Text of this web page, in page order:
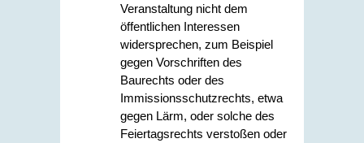
Veranstaltung nicht dem
öffentlichen Interessen
widersprechen, zum Beispiel
gegen Vorschriften des
Baurechts oder des
Immissionsschutzrechts, etwa
gegen Lärm, oder solche des
Feiertagsrechts verstoßen oder